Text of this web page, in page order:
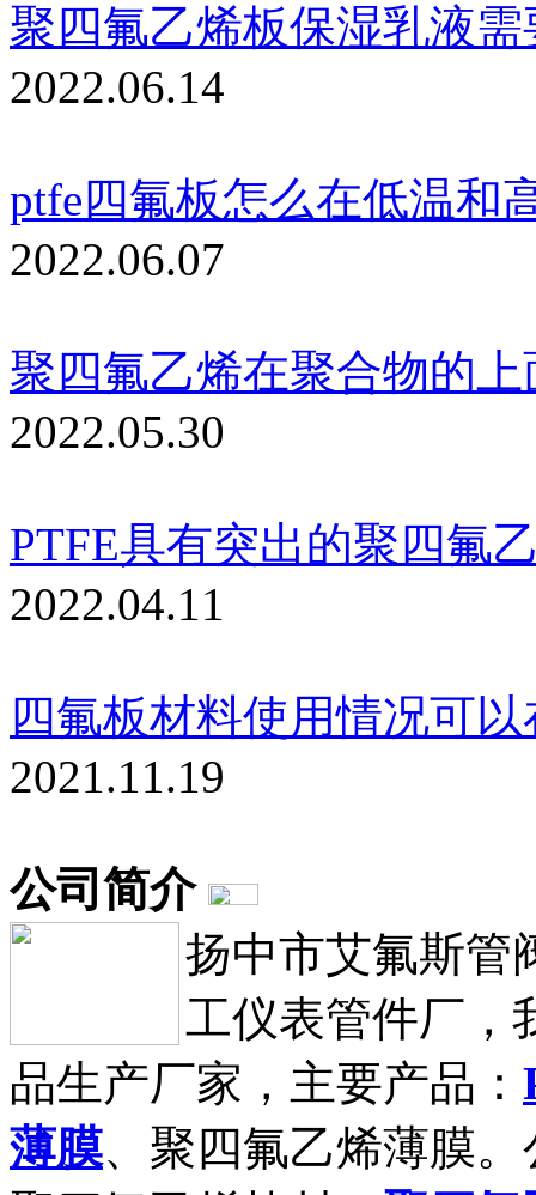
聚四氟乙烯板保湿乳液
2022.06.14
ptfe四氟板怎么在低温和
2022.06.07
聚四氟乙烯在聚合物的
2022.05.30
PTFE具有突出的聚四氟
2022.04.11
四氟板材料使用情况可
2021.11.19
公司简介
扬中市艾氟斯管
工仪表管件厂，
品生产厂家，主要产品：
薄膜、聚四氟乙烯薄膜